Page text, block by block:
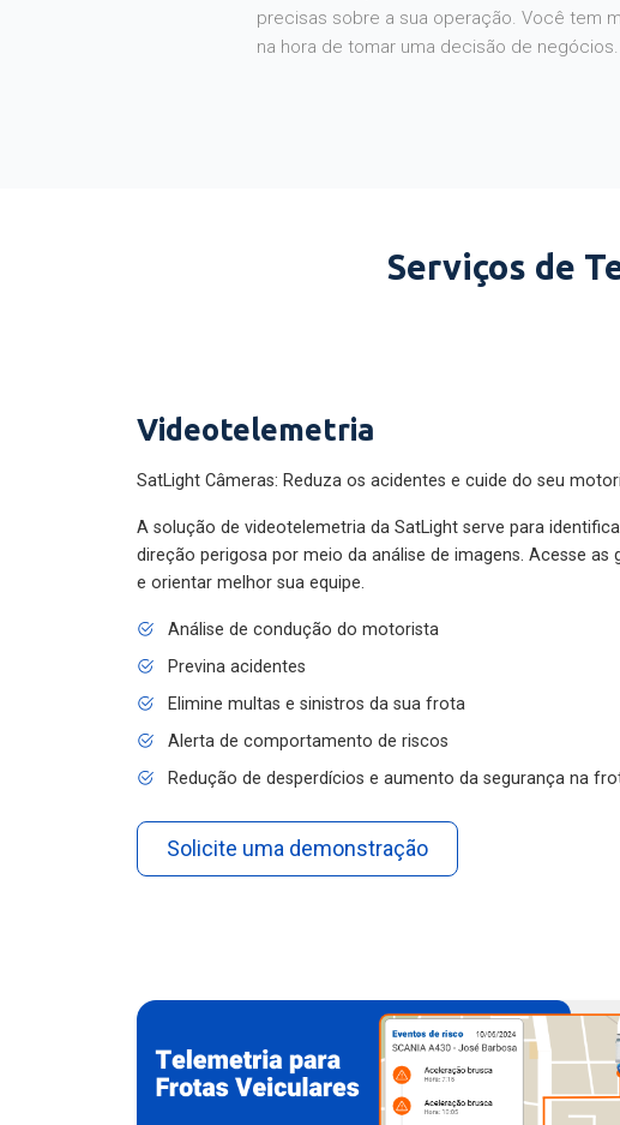
precisas sobre a sua operação. Você tem
na hora de tomar uma decisão de negócios.
Serviços de
Videotelemetria
SatLight Câmeras: Reduza os acidentes e cuide do seu
A solução de videotelemetria da SatLight serve para
direção perigosa por meio da análise de imagens. Acesse as
e orientar melhor sua equipe.
Análise de condução do motorista
Previna acidentes
Elimine multas e sinistros da sua frota
Alerta de comportamento de riscos
Redução de desperdícios e aumento da segurança na
Solicite uma demonstração